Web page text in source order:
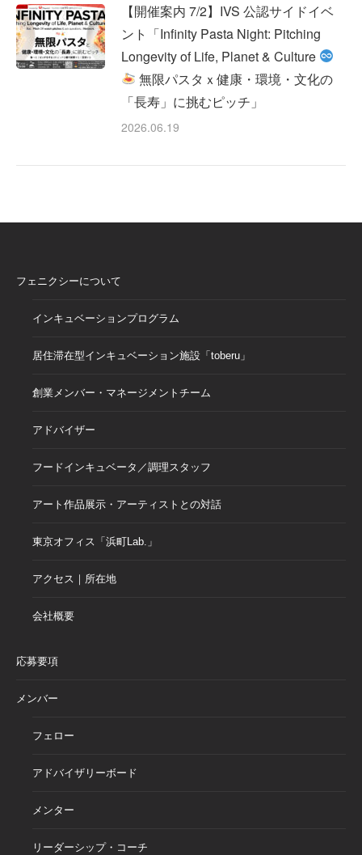
【開催案内 7/2】IVS 公認サイドイベ
ント「Infinity Pasta Night: Pitching
Longevity of Life, Planet & Culture
無限パスタｘ健康・環境・文化の
「長寿」に挑むピッチ」
2026.06.19
フェニクシーについて
インキュベーションプログラム
居住滞在型インキュベーション施設「toberu」
創業メンバー・マネージメントチーム
アドバイザー
フードインキュベータ／調理スタッフ
アート作品展示・アーティストとの対話
東京オフィス「浜町Lab.」
アクセス｜所在地
会社概要
応募要項
メンバー
フェロー
アドバイザリーボード
メンター
リーダーシップ・コーチ